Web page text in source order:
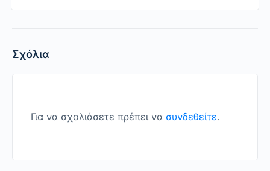
Σχόλια
Για να σχολιάσετε πρέπει να συνδεθείτε.